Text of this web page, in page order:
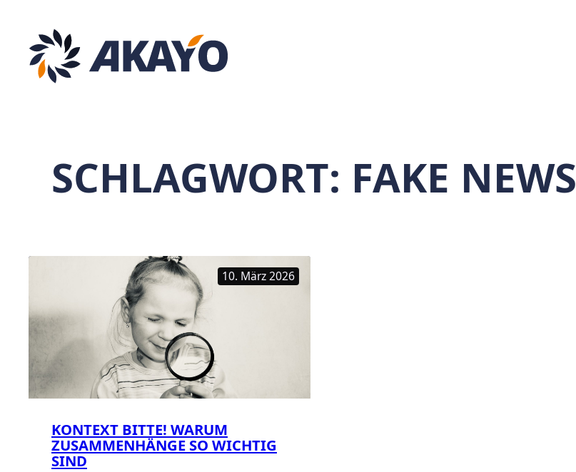
Inhalt
springen
SCHLAGWORT: FAKE NEWS
10. März 2026
KONTEXT BITTE! WARUM
ZUSAMMENHÄNGE SO WICHTIG
SIND